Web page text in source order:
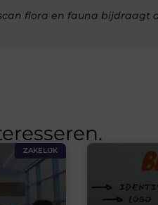
flora en fauna bijdraagt
ZAKELIJK